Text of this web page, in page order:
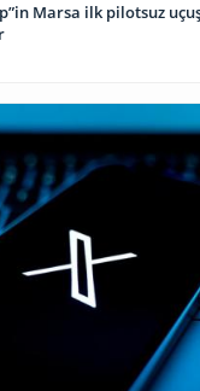
Marsa ilk pilotsuz